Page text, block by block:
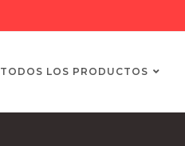
TODOS LOS PRODUCTOS